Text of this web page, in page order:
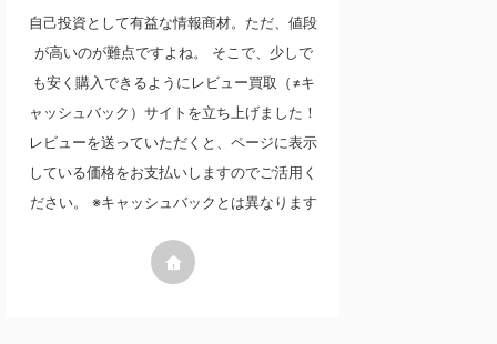
自己投資として有益な情報商材。ただ、値段
が高いのが難点ですよね。 そこで、少しで
も安く購入できるようにレビュー買取（≠キ
ャッシュバック）サイトを立ち上げました！
レビューを送っていただくと、ページに表示
している価格をお支払いしますのでご活用く
ださい。 ※キャッシュバックとは異なります